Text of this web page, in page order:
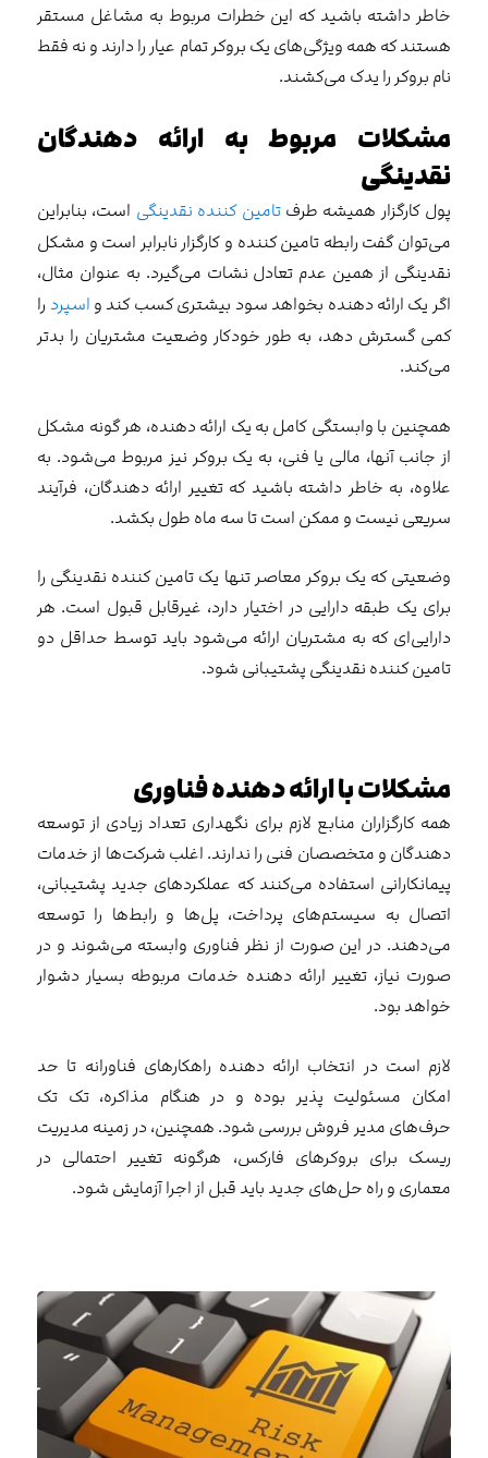
خاطر داشته باشید که این خطرات مربوط به مشاغل مستقر
هستند که همه ویژگی‌های یک بروکر تمام عیار را دارند و نه فقط
نام بروکر را یدک می‌کشند.
مشکلات مربوط به ارائه دهندگان
نقدینگی
پول کارگزار همیشه طرفتامین کننده نقدینگی است، بنابراین
می‌توان گفت رابطه تامین کننده و کارگزار نابرابر است و مشکل
نقدینگی از همین عدم تعادل نشات می‌گیرد. به عنوان مثال،
اگر یک ارائه دهنده بخواهد سود بیشتری کسب کند و اسپرد را
کمی ‌گسترش دهد، به طور خودکار وضعیت مشتریان را بدتر
می‌کند.
همچنین با وابستگی کامل به یک ارائه دهنده، هر گونه مشکل
از جانب آنها، مالی یا فنی، به یک بروکر نیز مربوط می‌شود. به
علاوه، به خاطر داشته باشید که تغییر ارائه دهندگان، فرآیند
سریعی نیست و ممکن است تا سه ماه طول بکشد.
وضعیتی که یک بروکر معاصر تنها یک تامین کننده نقدینگی را
برای یک طبقه دارایی در اختیار دارد، غیرقابل قبول است. هر
دارایی‌ای که به مشتریان ارائه می‌شود باید توسط حداقل دو
تامین کننده نقدینگی پشتیبانی شود.
مشکلات با ارائه دهنده فناوری
همه کارگزاران منابع لازم برای نگهداری تعداد زیادی از توسعه
دهندگان و متخصصان فنی را ندارند. اغلب شرکت‌ها از خدمات
پیمانکارانی استفاده می‌کنند که عملکردهای جدید پشتیبانی،
اتصال به سیستم‌های پرداخت، پل‌ها و رابط‌ها را توسعه
می‌دهند. در این صورت از نظر فناوری وابسته می‌شوند و در
صورت نیاز، تغییر ارائه دهنده خدمات مربوطه بسیار دشوار
خواهد بود.
لازم است در انتخاب ارائه دهنده راهکارهای فناورانه تا حد
امکان مسئولیت پذیر بوده و در هنگام مذاکره، تک تک
حرف‌های مدیر فروش بررسی شود. همچنین، در زمینه مدیریت
ریسک برای بروکرهای فارکس، هرگونه تغییر احتمالی در
معماری و راه حل‌های جدید باید قبل از اجرا آزمایش شود.